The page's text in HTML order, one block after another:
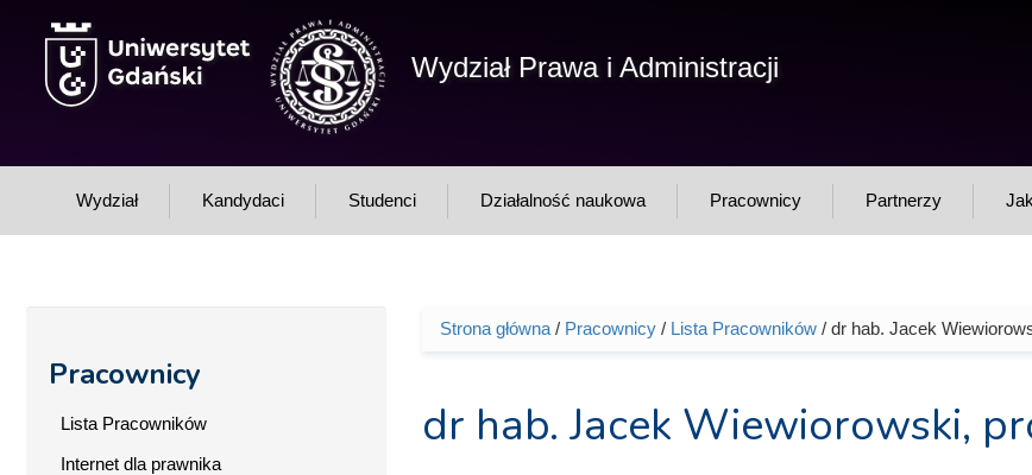
Wydział Prawa i Administracji
Wydział Kandydaci Studenci Działalność naukowa Pracownicy Partnerzy
Pracownicy
Lista Pracowników
Internet dla prawnika
Jesteś tutaj
Strona główna/ Pracownicy/ Lista Pracowników/ dr hab. Jacek
dr hab. Jacek Wiewiorowski,